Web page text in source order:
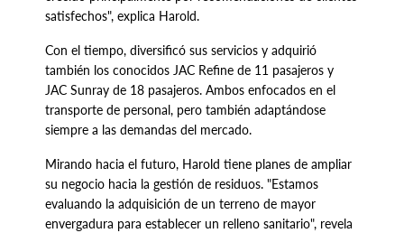
satisfechos", explica Harold.
Con el tiempo, diversificó sus servicios y adquirió
también los conocidos JAC Refine de 11 pasajeros y
JAC Sunray de 18 pasajeros. Ambos enfocados en el
transporte de personal, pero también adaptándose
siempre a las demandas del mercado.
Mirando hacia el futuro, Harold tiene planes de ampliar
su negocio hacia la gestión de residuos. "Estamos
evaluando la adquisición de un terreno de mayor
envergadura para establecer un relleno sanitario", revela